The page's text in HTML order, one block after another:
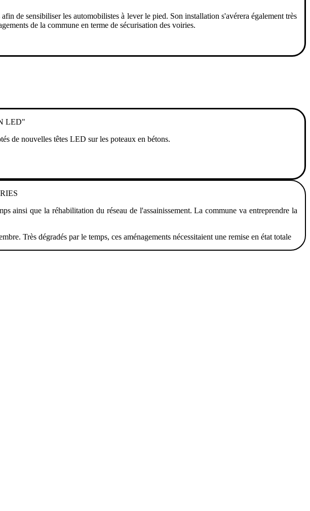
de sensibiliser les automobilistes à lever le pied. Son installation s'avérera également très
de la commune en terme de sécurisation des voiries.
LED"
de nouvelles têtes LED sur les poteaux en bétons.
ainsi que la réhabilitation du réseau de l'assainissement. La commune va entreprendre la
Très dégradés par le temps, ces aménagements nécessitaient une remise en état totale